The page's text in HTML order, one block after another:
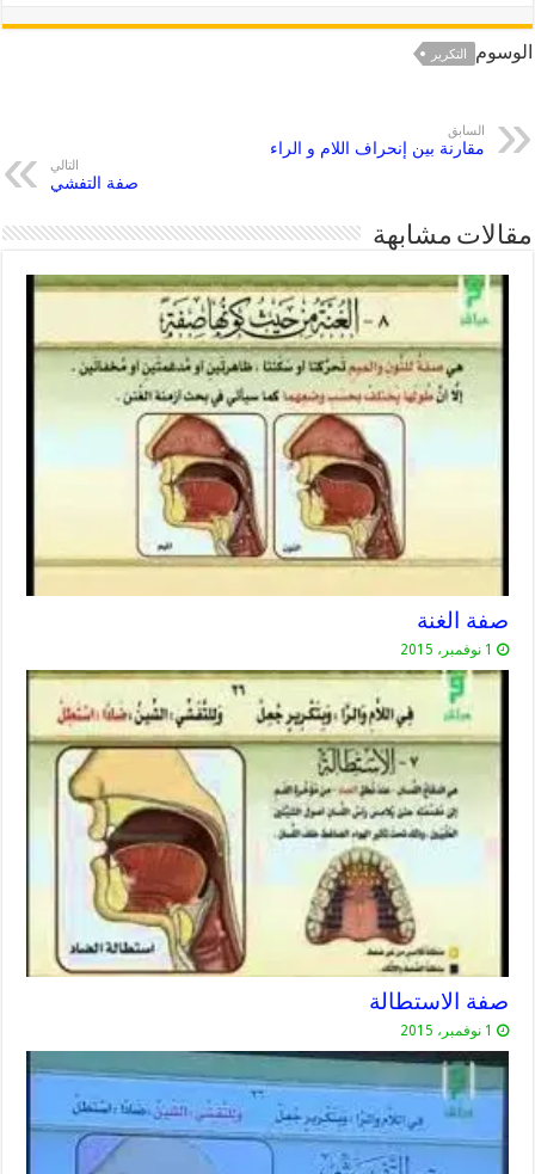
الوسوم التكرير
السابق
مقارنة بين إنحراف اللام و الراء
التالي
صفة التفشي
مقالات مشابهة
صفة الغنة
1 نوفمبر، 2015
صفة الاستطالة
1 نوفمبر، 2015